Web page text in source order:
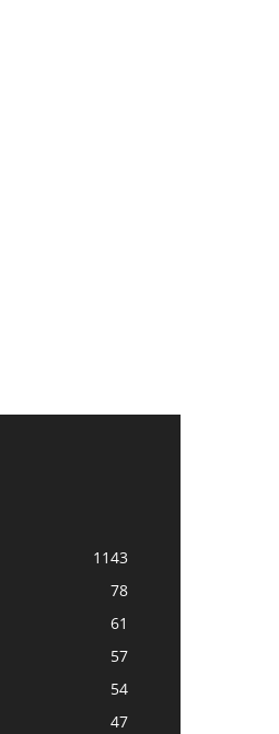
1143
78
61
57
54
47